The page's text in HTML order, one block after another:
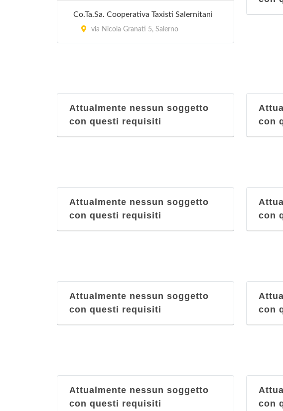
Co.Ta.Sa. Cooperativa Taxisti Salernitani
via Nicola Granati 5, Salerno
Attualmente nessun soggetto
con questi requisiti
con
Attualmente nessun soggetto
con questi requisiti
con
Attualmente nessun soggetto
con questi requisiti
con
Attualmente nessun soggetto
con questi requisiti
con